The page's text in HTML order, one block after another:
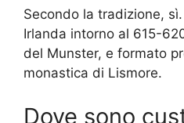
Secondo la tradizione,
Irlanda intorno al 615-
del Munster, e formato
monastica di Lismore.
Dove sono